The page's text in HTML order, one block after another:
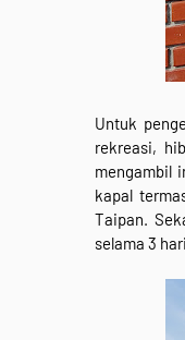
Untuk
rekreasi,
mengambil
kapal
Taipan.
selama 3